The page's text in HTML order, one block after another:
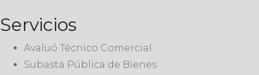
Servicios
Avaluó Técnico Comercial
Subasta Pública de Bienes